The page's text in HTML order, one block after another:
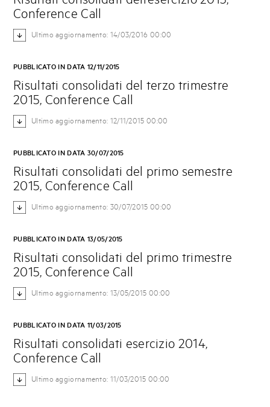
Conference Call
Ultimo aggiornamento: 14/03/2016 00:00
PUBBLICATO IN DATA 12/11/2015
Risultati consolidati del terzo trimestre
2015, Conference Call
Ultimo aggiornamento: 12/11/2015 00:00
PUBBLICATO IN DATA 30/07/2015
Risultati consolidati del primo semestre
2015, Conference Call
Ultimo aggiornamento: 30/07/2015 00:00
PUBBLICATO IN DATA 13/05/2015
Risultati consolidati del primo trimestre
2015, Conference Call
Ultimo aggiornamento: 13/05/2015 00:00
PUBBLICATO IN DATA 11/03/2015
Risultati consolidati esercizio 2014,
Conference Call
Ultimo aggiornamento: 11/03/2015 00:00